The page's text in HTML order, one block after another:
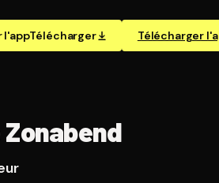
l'appTélécharger Télécharger